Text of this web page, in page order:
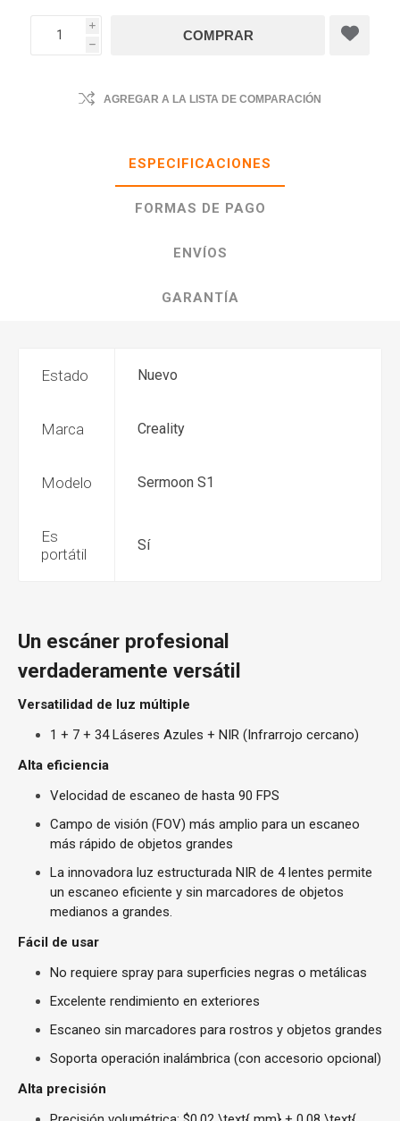
i
h
AGREGAR A LA LISTA DE COMPARACIÓN
ESPECIFICACIONES
FORMAS DE PAGO
ENVÍOS
GARANTÍA
Estado Nuevo
Marca Creality
Modelo Sermoon S1
Es
portátil
Sí
Un escáner profesional
verdaderamente versátil
Versatilidad de luz múltiple
1 + 7 + 34 Láseres Azules + NIR (Infrarrojo cercano)
Alta eficiencia
Velocidad de escaneo de hasta 90 FPS
Campo de visión (FOV) más amplio para un escaneo
más rápido de objetos grandes
La innovadora luz estructurada NIR de 4 lentes permite
un escaneo eficiente y sin marcadores de objetos
medianos a grandes.
Fácil de usar
No requiere spray para superficies negras o metálicas
Excelente rendimiento en exteriores
Escaneo sin marcadores para rostros y objetos grandes
Soporta operación inalámbrica (con accesorio opcional)
Alta precisión